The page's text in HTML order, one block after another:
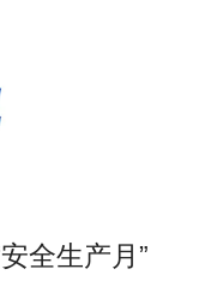
全生产月”